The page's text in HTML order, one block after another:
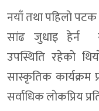
नयाँ तथा पहिलाे पटक
सांढ जुधाइ हेर्न
उपस्थिति रहेकाे
सास्कृतिक कार्यक्रम
सर्वाधिक लाेकप्रिय